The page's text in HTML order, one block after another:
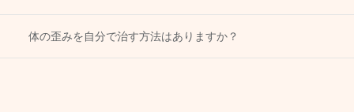
体の歪みを自分で治す方法はありますか？